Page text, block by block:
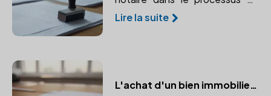
financement immobilier, de
l'authentification des actes de
Lire la suite
L'achat d'un bien immobilier à plusieurs : les précautions notariales à prendre